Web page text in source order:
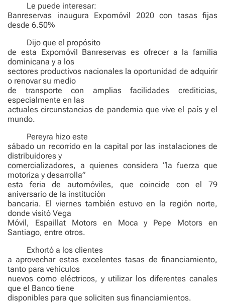
Le puede interesar:
Banreservas inaugura Expomóvil 2020 con tasas fijas
desde 6.50%
Dijo que el propósito
de esta Expomóvil Banreservas es ofrecer a la familia
dominicana y a los
sectores productivos nacionales la oportunidad de adquirir
o renovar su medio
de transporte con amplias facilidades crediticias,
especialmente en las
actuales circunstancias de pandemia que vive el país y el
mundo.
Pereyra hizo este
sábado un recorrido en la capital por las instalaciones de
distribuidores y
comercializadores, a quienes considera “la fuerza que
motoriza y desarrolla”
esta feria de automóviles, que coincide con el 79
aniversario de la institución
bancaria. El viernes también estuvo en la región norte,
donde visitó Vega
Móvil, Espaillat Motors en Moca y Pepe Motors en
Santiago, entre otros.
Exhortó a los clientes
a aprovechar estas excelentes tasas de financiamiento,
tanto para vehículos
nuevos como eléctricos, y utilizar los diferentes canales
que el Banco tiene
disponibles para que soliciten sus financiamientos.